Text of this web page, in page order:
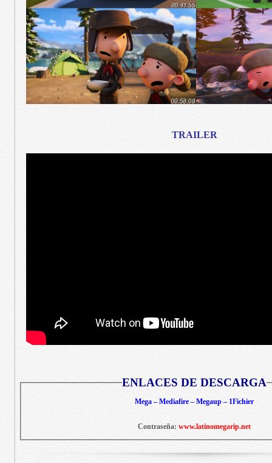
TRAILER
ENLACES DE DESCARGA
Mega – Mediafire – Megaup – 1Fichier
Contraseña: www.latinomegarip.net